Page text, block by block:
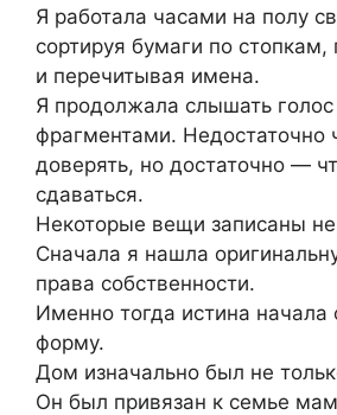
Я работала часами на полу
сортируя бумаги по
и перечитывая имена.
Я продолжала слышать
фрагментами. Недостаточно
доверять, но достаточно —
сдаваться.
Некоторые вещи записаны не
Сначала я нашла
права собственности.
Именно тогда истина начала
форму.
Дом изначально был не
Он был привязан к семье